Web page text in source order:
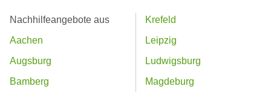
Nachhilfeangebote aus
Aachen
Augsburg
Bamberg
Krefeld
Leipzig
Ludwigsburg
Magdeburg